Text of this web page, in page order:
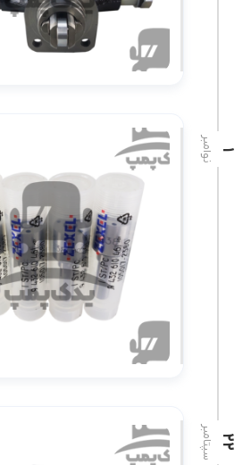
1 نوامبر
22 سپتامبر